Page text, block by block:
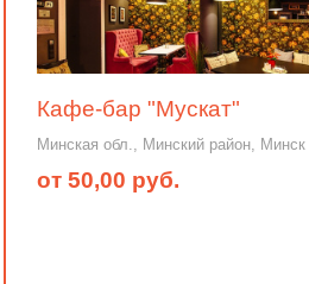
Кафе-бар "Мускат"
Минская обл., Минский район, Минск
от 50,00 руб.